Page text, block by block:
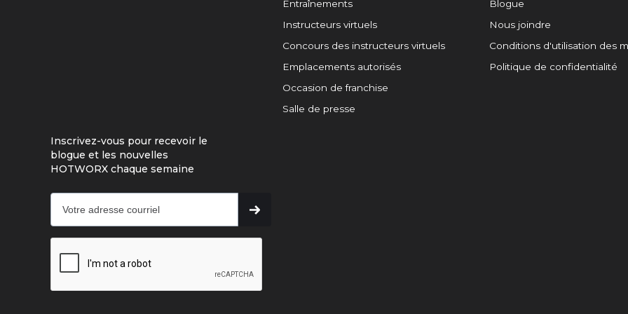
Entraînements
Instructeurs virtuels
Concours des instructeurs virtuels
Emplacements autorisés
Occasion de franchise
Salle de presse
Blogue
Nous joindre
Conditions d'utilisation des
Politique de confidentialité
Inscrivez-vous pour recevoir le
blogue et les nouvelles
HOTWORX chaque semaine